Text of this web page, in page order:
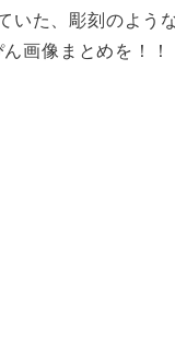
いた、彫刻のよう
画像まとめを！！